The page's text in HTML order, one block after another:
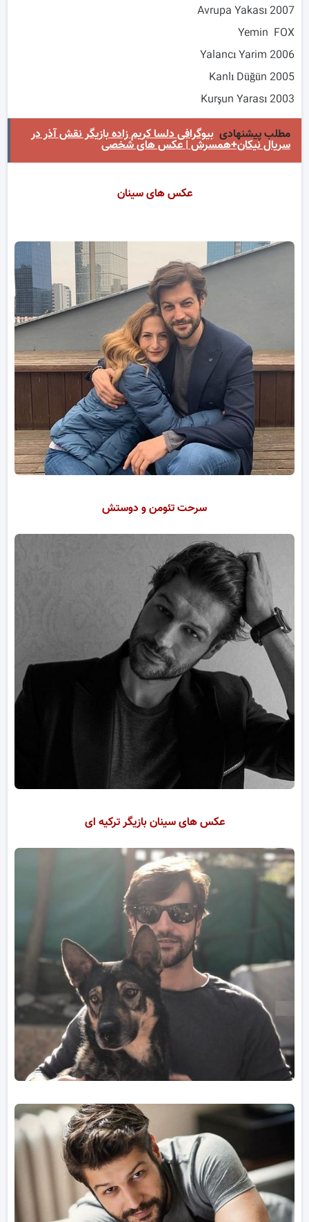
2007 Avrupa Yakası
Yemin FOX
2006 Yalancı Yarim
2005 Kanlı Düğün
2003 Kurşun Yarası
مطلب پیشنهادی بیوگرافی دلسا کریم زاده بازیگر نقش آذر در
سریال نیکان+همسرش | عکس های شخصی
عکس های سینان
سرحت تئومن و دوستش
عکس های سینان بازیگر ترکیه ای